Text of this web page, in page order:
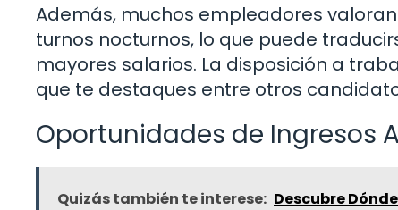
Además, muchos empleadores
turnos nocturnos, lo que puede
mayores salarios. La disposición a
que te destaques entre otros
Oportunidades de Ingresos
Quizás también te interese: Descubre